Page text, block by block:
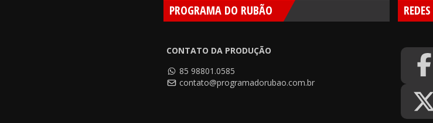
PROGRAMA DO RUBÃO
CONTATO DA PRODUÇÃO
85 98801.0585
contato@programadorubao.com.br